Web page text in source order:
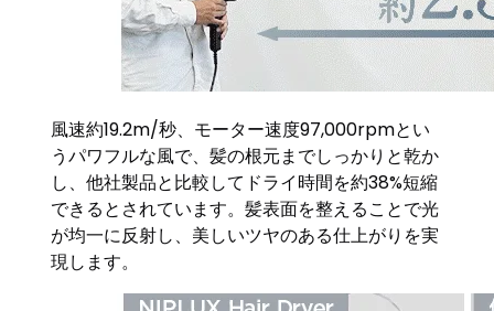
風速約19.2m/秒、モーター速度97,000rpmとい
うパワフルな風で、髪の根元までしっかりと乾か
し、他社製品と比較してドライ時間を約38%短縮
できるとされています。髪表面を整えることで光
が均一に反射し、美しいツヤのある仕上がりを実
現します。